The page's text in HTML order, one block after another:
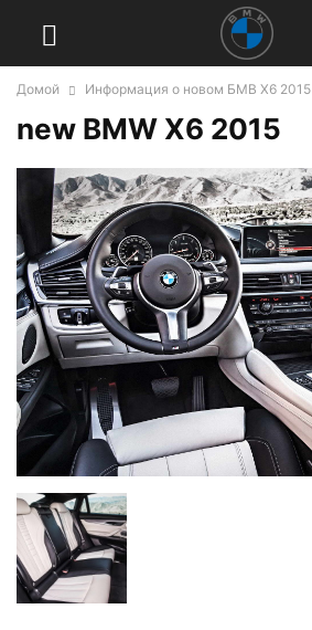
Домой Информация о новом БМВ Х6 2015
new BMW X6 2015